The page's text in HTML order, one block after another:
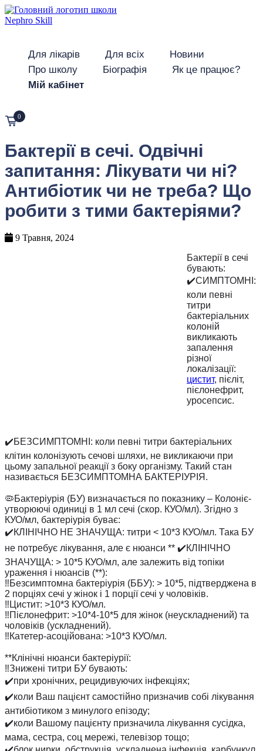
Для лікарів Для всіх
Новини
Про школу
Біографія
Як це працює?
Мій кабінет
0
Бактерії в сечі. Одвічні
запитання: Лікувати чи ні?
Антибіотик чи не треба? Що
робити з тими бактеріями?
9 Травня, 2024
Бактерії в сечі
бувають:
✔️СИМПТОМНІ:
коли певні
титри
бактеріальних
колоній
викликають
запалення
різної
локалізації:
цистит, пієліт,
пієлонефрит,
уросепсис.
✔️БЕЗСИМПТОМНІ: коли певні титри бактеріальних
клітин колонізують сечові шляхи, не викликаючи при
цьому запальної реакції з боку організму. Такий стан
називається БЕЗСИМПТОМНА БАКТЕРІУРІЯ.
🦠Бактеріурія (БУ) визначається по показнику – Колоніє-
утворюючі одиниці в 1 мл сечі (скор. КУО/мл). Згідно з
КУО/мл, бактеріурія буває:
✔️КЛІНІЧНО НЕ ЗНАЧУЩА: титри < 10*3 КУО/мл. Така БУ
не потребує лікування, але є нюанси ** ✔️КЛІНІЧНО
ЗНАЧУЩА: > 10*5 КУО/мл, але залежить від топіки
ураження і нюансів (**):
‼️Безсимптомна бактеріурія (ББУ): > 10*5, підтверджена в
2 порціях сечі у жінок і 1 порції сечі у чоловіків.
‼️Цистит: >10*3 КУО/мл.
‼️Пієлонефрит: >10*4-10*5 для жінок (неускладнений) та
чоловіків (ускладнений).
‼️Катетер-асоційована: >10*3 КУО/мл.
**Клінічні нюанси бактеріурії:
‼️Знижені титри БУ бувають:
✔️при хронічних, рецидивуючих інфекціях;
✔️коли Ваш пацієнт самостійно призначив собі лікування
антибіотиком з минулого епізоду;
✔️коли Вашому пацієнту призначила лікування сусідка,
мама, сестра, соц мережі, телевізор тощо;